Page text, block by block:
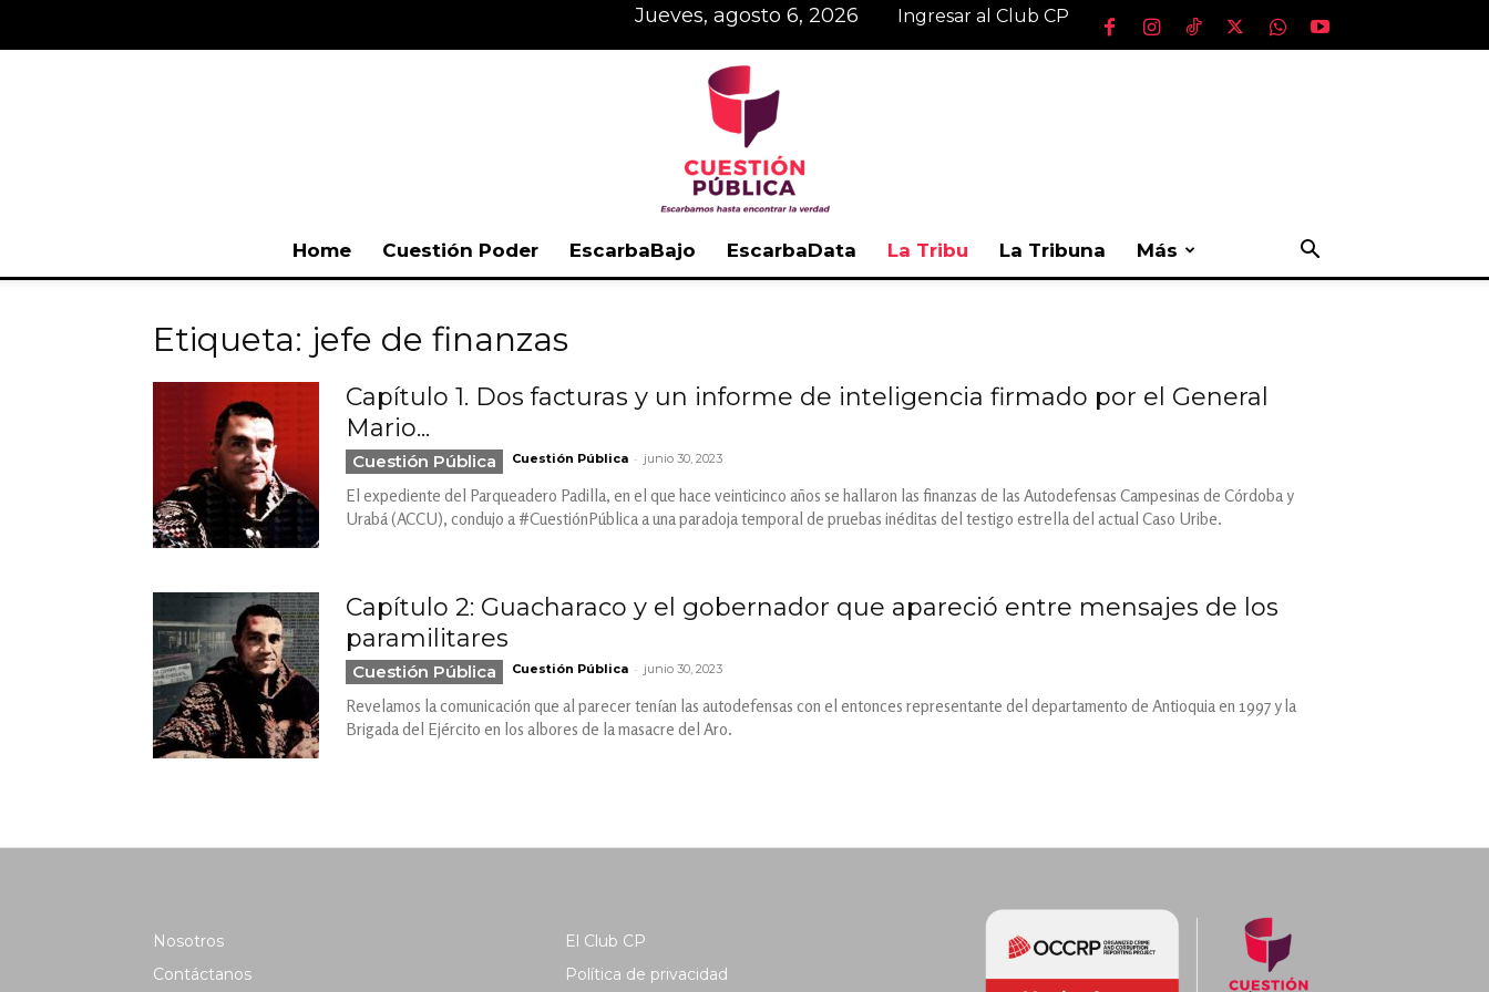
jueves, agosto 6, 2026 Ingresar al Club CP
Home Cuestión Poder EscarbaBajo EscarbaData La Tribu La Tribuna Más
Etiqueta: jefe de finanzas
Capítulo 1. Dos facturas y un informe de inteligencia firmado por el General
Mario...
Cuestión Pública Cuestión Pública - junio 30, 2023
El expediente del Parqueadero Padilla, en el que hace veinticinco años se hallaron las finanzas de las Autodefensas Campesinas de Córdoba y
Urabá (ACCU), condujo a #CuestiónPública a una paradoja temporal de pruebas inéditas del testigo estrella del actual Caso Uribe.
Capítulo 2: Guacharaco y el gobernador que apareció entre mensajes de los
paramilitares
Cuestión Pública Cuestión Pública - junio 30, 2023
Revelamos la comunicación que al parecer tenían las autodefensas con el entonces representante del departamento de Antioquia en 1997 y la
Brigada del Ejército en los albores de la masacre del Aro.
Nosotros
Contáctanos
El Club CP
Política de privacidad